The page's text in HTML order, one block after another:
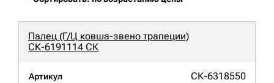
Палец (Г/Ц ковша-звено трапеции)
СК-6191114 СК
Артикул СК-6318550